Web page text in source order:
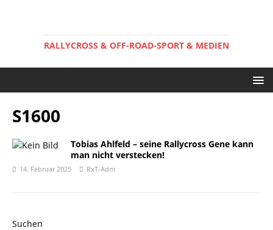
RALLYCROSS & OFF-ROAD-SPORT & MEDIEN
S1600
Tobias Ahlfeld – seine Rallycross Gene kann
man nicht verstecken!
14. Februar 2025 RxT-Adm
Suchen